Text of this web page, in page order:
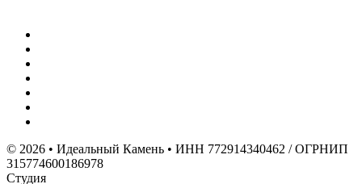
© 2026 • Идеальный Камень • ИНН 772914340462 / ОГРНИП
315774600186978
Студия